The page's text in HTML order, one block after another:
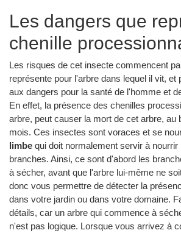
Les dangers que
chenille
Les risques de cet insecte commencent
représente pour l'arbre dans lequel il vit, et
aux dangers pour la santé de l'homme et
En effet, la présence des chenilles
arbre, peut causer la mort de cet arbre, au
mois. Ces insectes sont voraces et se
limbe qui doit normalement servir à nourrir
branches. Ainsi, ce sont d'abord les
à sécher, avant que l'arbre lui-même ne
donc vous permettre de détecter la
dans votre jardin ou dans votre domaine.
détails, car un arbre qui commence à
n'est pas logique. Lorsque vous arrivez à